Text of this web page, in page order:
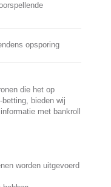
opsporing
die het op
bieden wij
met bankroll
worden uitgevoerd